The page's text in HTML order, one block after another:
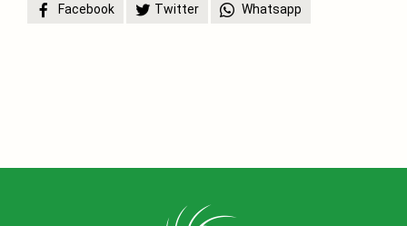
Facebook
Twitter Whatsapp